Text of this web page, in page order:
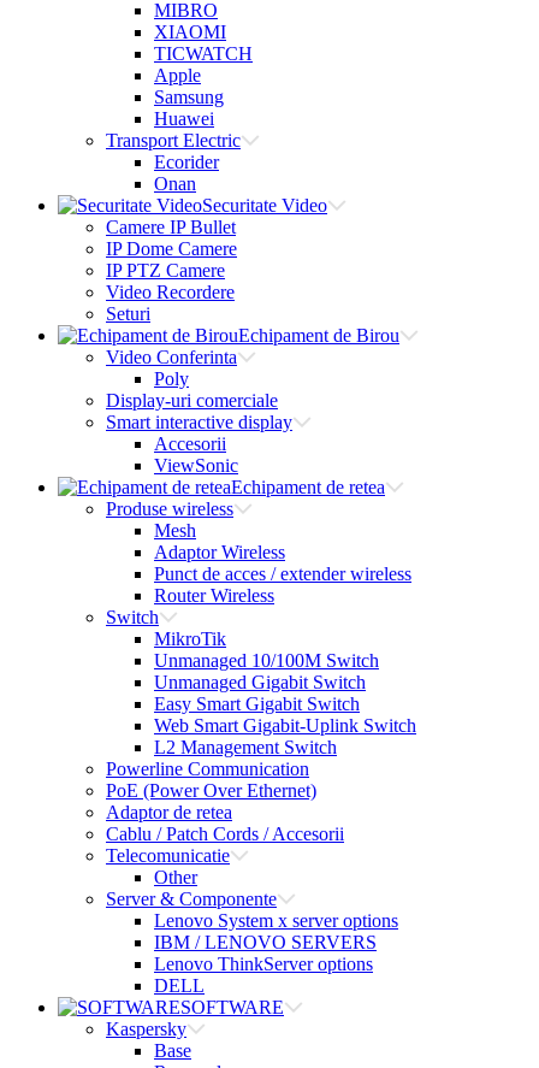
MIBRO
XIAOMI
TICWATCH
Apple
Samsung
Huawei
Transport Electric
Ecorider
Onan
Securitate Video
Camere IP Bullet
IP Dome Camere
IP PTZ Camere
Video Recordere
Seturi
Echipament de Birou
Video Conferinta
Poly
Display-uri comerciale
Smart interactive display
Accesorii
ViewSonic
Echipament de retea
Produse wireless
Mesh
Adaptor Wireless
Punct de acces / extender wireless
Router Wireless
Switch
MikroTik
Unmanaged 10/100M Switch
Unmanaged Gigabit Switch
Easy Smart Gigabit Switch
Web Smart Gigabit-Uplink Switch
L2 Management Switch
Powerline Communication
PoE (Power Over Ethernet)
Adaptor de retea
Cablu / Patch Cords / Accesorii
Telecomunicatie
Other
Server & Componente
Lenovo System x server options
IBM / LENOVO SERVERS
Lenovo ThinkServer options
DELL
SOFTWARE
Kaspersky
Base